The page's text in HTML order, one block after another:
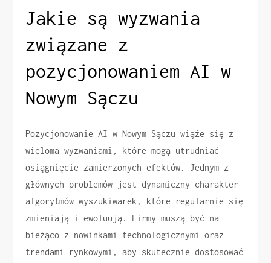
Jakie są wyzwania
związane z
pozycjonowaniem AI w
Nowym Sączu
Pozycjonowanie AI w Nowym Sączu wiąże się z
wieloma wyzwaniami, które mogą utrudniać
osiągnięcie zamierzonych efektów. Jednym z
głównych problemów jest dynamiczny charakter
algorytmów wyszukiwarek, które regularnie się
zmieniają i ewoluują. Firmy muszą być na
bieżąco z nowinkami technologicznymi oraz
trendami rynkowymi, aby skutecznie dostosować